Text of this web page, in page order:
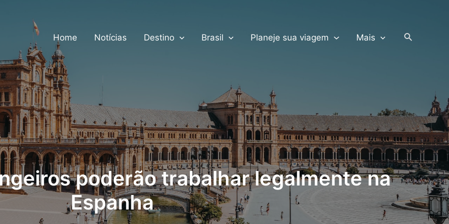
Home Notícias Destino Brasil Planeje sua viagem Mais Pesquisar
poderão trabalhar legalmente na
Espanha